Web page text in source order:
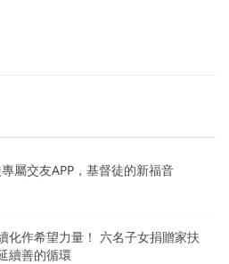
屬交友APP，基督徒的新福音
化作希望力量！ 六名子女捐贈家扶
續善的循環